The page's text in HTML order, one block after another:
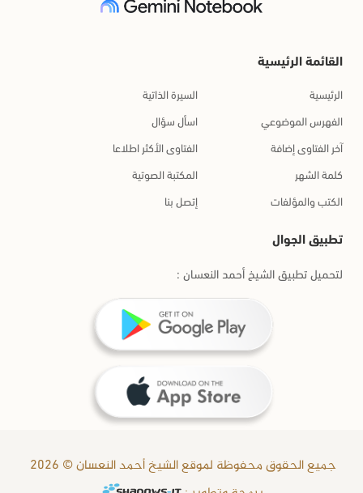
القائمة الرئيسية
الرئيسية
السيرة الذاتية
الفهرس الموضوعي
اسأل سؤال
آخر الفتاوى إضافة
الفتاوى الأكثر اطلاعا
كلمة الشهر
المكتبة الصوتية
الكتب والمؤلفات
إتصل بنا
تطبيق الجوال
لتحميل تطبيق الشيخ أحمد النعسان :
جميع الحقوق محفوظة لموقع الشيخ أحمد النعسان © 2026